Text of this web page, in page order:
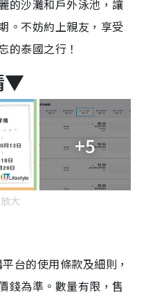
的沙灘和戶外泳池，讓
。不妨約上親友，享受
的泰國之行！
▼
+5
大
台的使用條款及細則，
錢為準。數量有限，售